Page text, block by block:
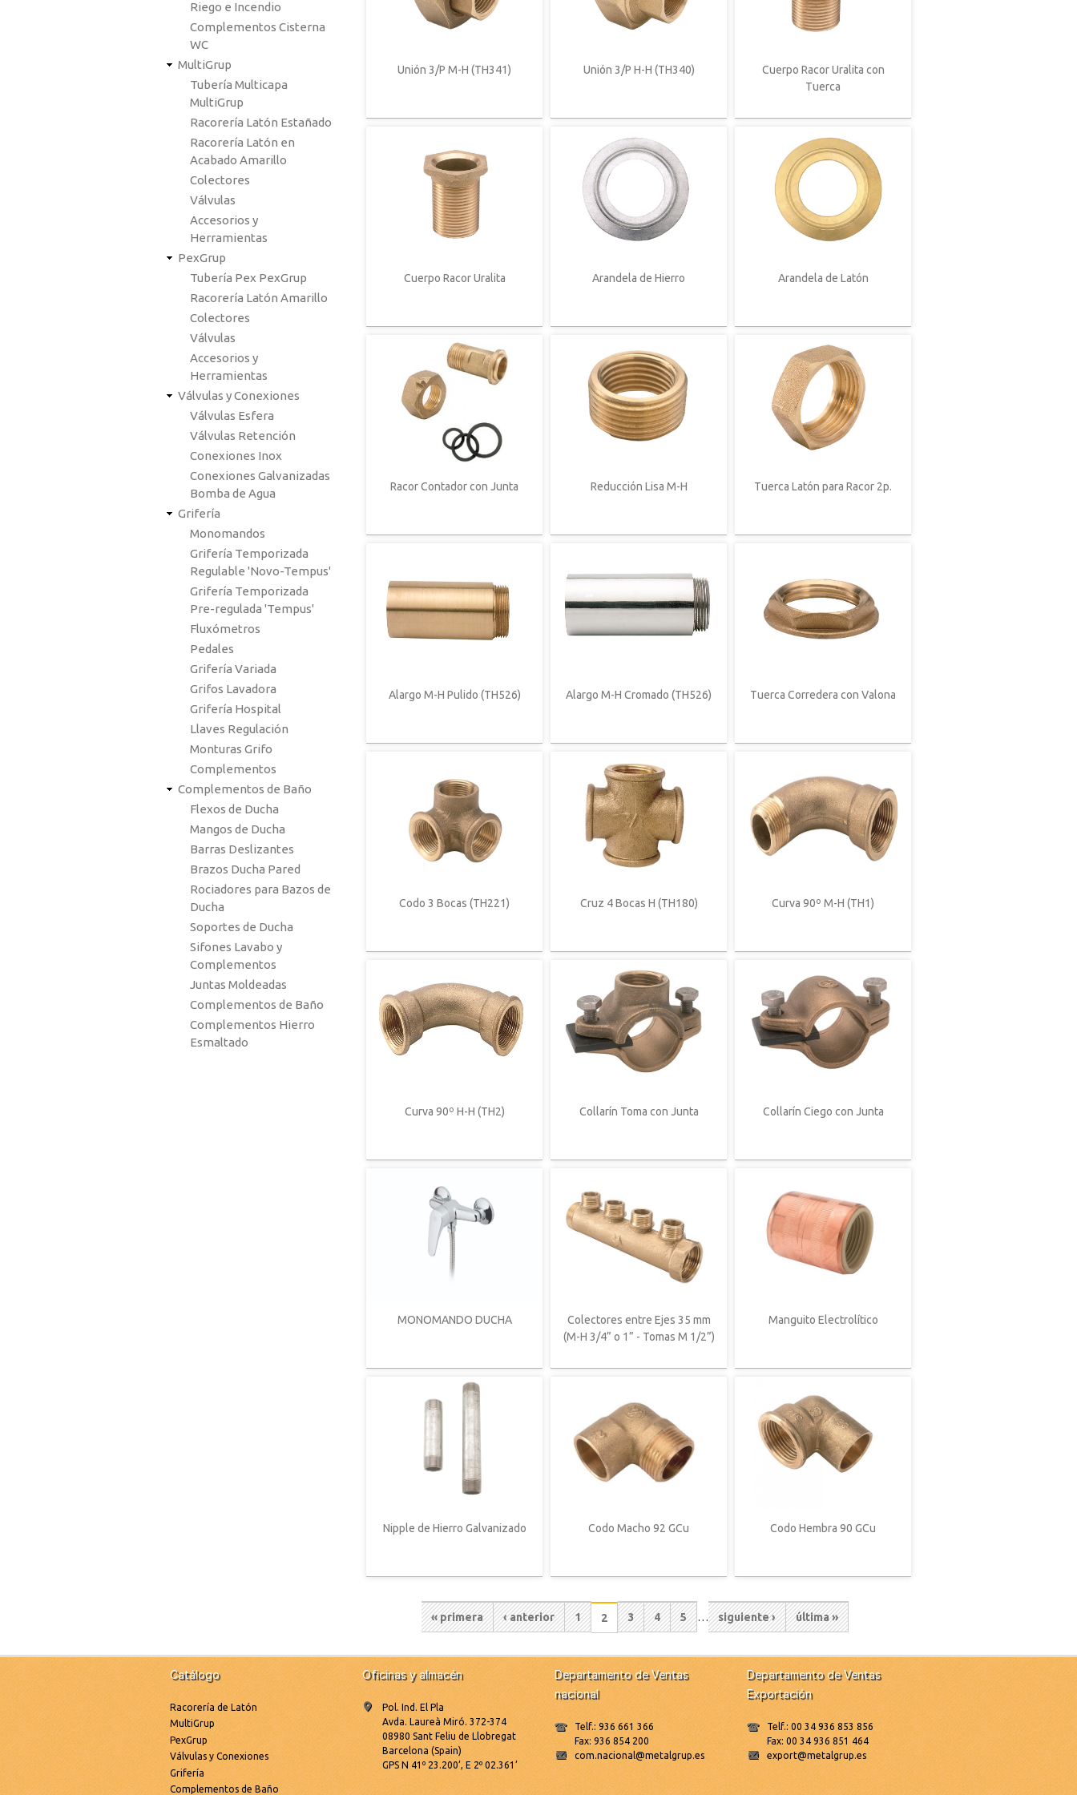
Riego e Incendio
Complementos Cisterna
WC
MultiGrup
Tubería Multicapa
MultiGrup
Racorería Latón Estañado
Racorería Latón en
Acabado Amarillo
Colectores
Válvulas
Accesorios y
Herramientas
PexGrup
Tubería Pex PexGrup
Racorería Latón Amarillo
Colectores
Válvulas
Accesorios y
Herramientas
Válvulas y Conexiones
Válvulas Esfera
Válvulas Retención
Conexiones Inox
Conexiones Galvanizadas
Bomba de Agua
Grifería
Monomandos
Grifería Temporizada
Regulable 'Novo-Tempus'
Grifería Temporizada
Pre-regulada 'Tempus'
Fluxómetros
Pedales
Grifería Variada
Grifos Lavadora
Grifería Hospital
Llaves Regulación
Monturas Grifo
Complementos
Complementos de Baño
Flexos de Ducha
Mangos de Ducha
Barras Deslizantes
Brazos Ducha Pared
Rociadores para Bazos de
Ducha
Soportes de Ducha
Sifones Lavabo y
Complementos
Juntas Moldeadas
Complementos de Baño
Complementos Hierro
Esmaltado
Unión 3/P M-H (TH341) Unión 3/P H-H (TH340)
Cuerpo Racor Uralita con
Tuerca
Cuerpo Racor Uralita Arandela de Hierro Arandela de Latón
Racor Contador con Junta Reducción Lisa M-H Tuerca Latón para Racor 2p.
Alargo M-H Pulido (TH526) Alargo M-H Cromado (TH526) Tuerca Corredera con Valona
Codo 3 Bocas (TH221) Cruz 4 Bocas H (TH180) Curva 90º M-H (TH1)
Curva 90º H-H (TH2) Collarín Toma con Junta Collarín Ciego con Junta
MONOMANDO DUCHA
Colectores entre Ejes 35 mm
(M-H 3/4” o 1” - Tomas M 1/2”)
Manguito Electrolítico
Nipple de Hierro Galvanizado Codo Macho 92 GCu Codo Hembra 90 GCu
Paginación
Primera
página
« primera
Página
anterior
‹ anterior Página
1
Página
actual
2 Página
3 Página
4 Página
5 …
Siguiente
página
siguiente ›
Última
página
última »
Catálogo
Racorería de Latón
MultiGrup
PexGrup
Válvulas y Conexiones
Grifería
Complementos de Baño
Oficinas y almacén
Pol. Ind. El Pla
Avda. Laureà Miró. 372-374
08980 Sant Feliu de Llobregat
Barcelona (Spain)
GPS N 41º 23.200’, E 2º 02.361’
Departamento de Ventas
nacional
Telf.: 936 661 366
Fax: 936 854 200
com.nacional@metalgrup.es
Departamento de Ventas
Exportación
Telf.: 00 34 936 853 856
Fax: 00 34 936 851 464
export@metalgrup.es